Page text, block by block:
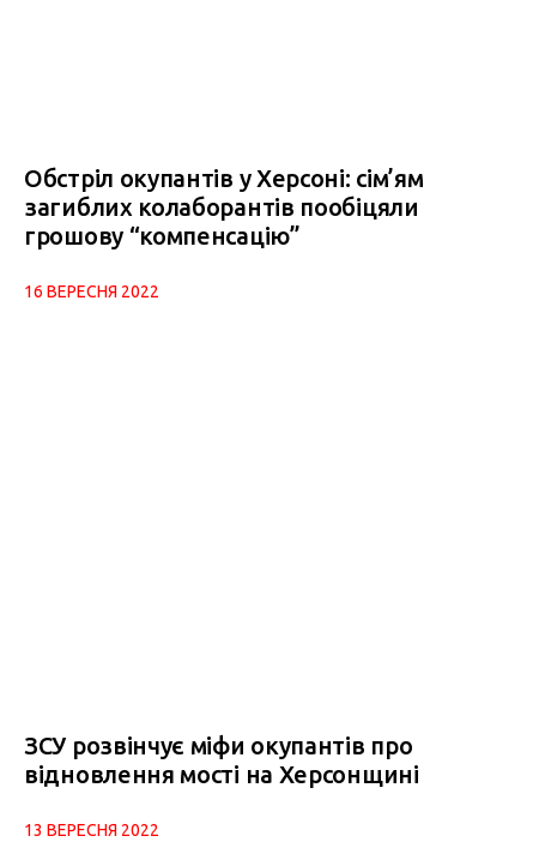
Обстріл окупантів у Херсоні: сім’ям
загиблих колаборантів пообіцяли
грошову “компенсацію”
16 ВЕРЕСНЯ 2022
ЗСУ розвінчує міфи окупантів про
відновлення мості на Херсонщині
13 ВЕРЕСНЯ 2022